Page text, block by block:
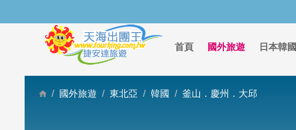
首頁 國外旅遊 日本韓國
國外旅遊 東北亞 韓國 釜山．慶州．大邱